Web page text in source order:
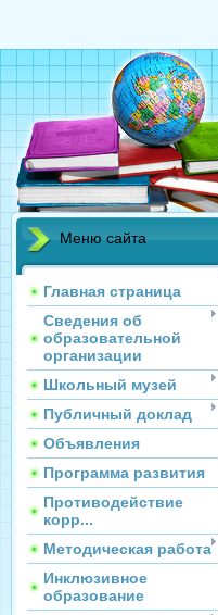
Меню сайта
Главная страница
Сведения об
образовательной
организации
Школьный музей
Публичный доклад
Объявления
Программа развития
Противодействие
корр...
Методическая работа
Инклюзивное
образование